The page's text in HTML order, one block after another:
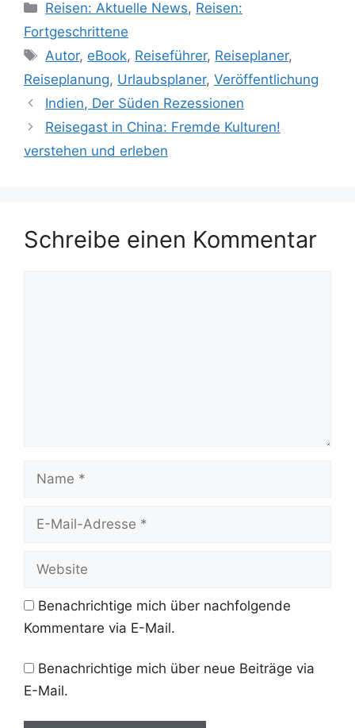
Kategorien
Reisen: Aktuelle News, Reisen:
Fortgeschrittene
Schlagwörter
Autor, eBook, Reiseführer, Reiseplaner,
Reiseplanung, Urlaubsplaner, Veröffentlichung
Indien, Der Süden Rezessionen
Reisegast in China: Fremde Kulturen!
verstehen und erleben
Schreibe einen Kommentar
Name
Website
Benachrichtige mich über nachfolgende
Kommentare via E-Mail.
Benachrichtige mich über neue Beiträge via
E-Mail.